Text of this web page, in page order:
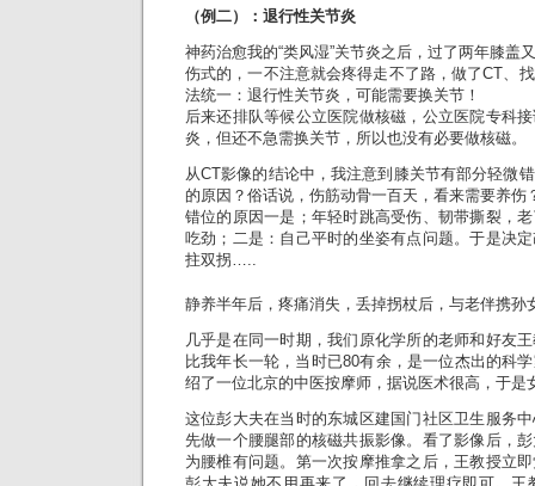
（例二）：退行性关节炎
神药治愈我的“类风湿”关节炎之后，过了两年膝盖
伤式的，一不注意就会疼得走不了路，做了CT、
法统一：退行性关节炎，可能需要换关节！
后来还排队等候公立医院做核磁，公立医院专科
炎，但还不急需换关节，所以也没有必要做核磁。
从CT影像的结论中，我注意到膝关节有部分轻微
的原因？俗话说，伤筋动骨一百天，看来需要养伤
错位的原因一是；年轻时跳高受伤、韧带撕裂，
吃劲；二是：自己平时的坐姿有点问题。于是决
拄双拐…..
静养半年后，疼痛消失，丢掉拐杖后，与老伴携孙
几乎是在同一时期，我们原化学所的老师和好友
比我年长一轮，当时已80有余，是一位杰出的科
绍了一位北京的中医按摩师，据说医术很高，于是
这位彭大夫在当时的东城区建国门社区卫生服务
先做一个腰腿部的核磁共振影像。看了影像后，
为腰椎有问题。第一次按摩推拿之后，王教授立